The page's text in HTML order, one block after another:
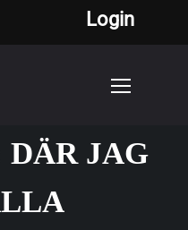
Login
DÄR JAG